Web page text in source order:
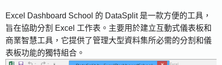
Excel Dashboard School 的 DataSplit 是一款方便的工具，
旨在協助分割 Excel 工作表。主要用於建立互動式儀表板和
商業智慧工具，它提供了管理大型資料集所必需的分割和儀
表板功能的獨特組合。